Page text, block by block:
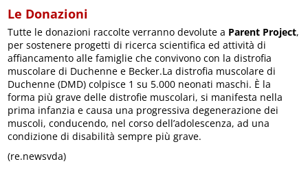
Le Donazioni
Tutte le donazioni raccolte verranno devolute a Parent Project,
per sostenere progetti di ricerca scientifica ed attività di
affiancamento alle famiglie che convivono con la distrofia
muscolare di Duchenne e Becker.La distrofia muscolare di
Duchenne (DMD) colpisce 1 su 5.000 neonati maschi. È la
forma più grave delle distrofie muscolari, si manifesta nella
prima infanzia e causa una progressiva degenerazione dei
muscoli, conducendo, nel corso dell’adolescenza, ad una
condizione di disabilità sempre più grave.
(re.newsvda)